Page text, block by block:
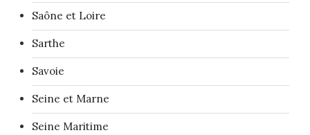
Saône et Loire
Sarthe
Savoie
Seine et Marne
Seine Maritime